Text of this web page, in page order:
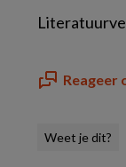
Reageer
Weet je dit?